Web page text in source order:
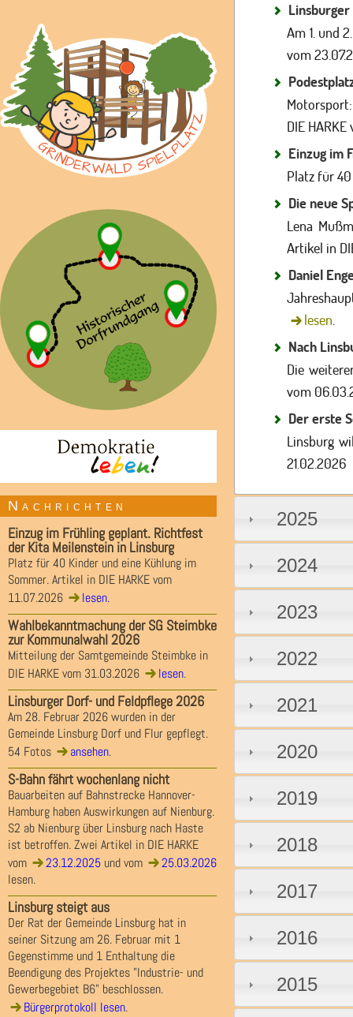
Nachrichten
Einzug im Frühling geplant. Richtfest
der Kita Meilenstein in Linsburg
Platz für 40 Kinder und eine Kühlung im
Sommer. Artikel in DIE HARKE vom
11.07.2026
lesen.
Wahlbekanntmachung der SG Steimbke
zur Kommunalwahl 2026
Mitteilung der Samtgemeinde Steimbke in
DIE HARKE vom 31.03.2026
lesen.
Linsburger Dorf- und Feldpflege 2026
Am 28. Februar 2026 wurden in der
Gemeinde Linsburg Dorf und Flur gepflegt.
54 Fotos
ansehen.
S-Bahn fährt wochenlang nicht
Bauarbeiten auf Bahnstrecke Hannover-
Hamburg haben Auswirkungen auf Nienburg.
S2 ab Nienburg über Linsburg nach Haste
ist betroffen. Zwei Artikel in DIE HARKE
vom
23.12.2025 und vom
25.03.2026
lesen.
Linsburg steigt aus
Der Rat der Gemeinde Linsburg hat in
seiner Sitzung am 26. Februar mit 1
Gegenstimme und 1 Enthaltung die
Beendigung des Projektes "Industrie- und
Gewerbegebiet B6" beschlossen.
Bürgerprotokoll lesen.
Am 1. und
vom
DIE
Einzug im
Platz für
Die neue
Lena
Artikel in
Daniel
lesen
Nach
Die
vom
Der erste
Linsburg
21.02.2026
2025
2024
2023
2022
2021
2020
2019
2018
2017
2016
2015